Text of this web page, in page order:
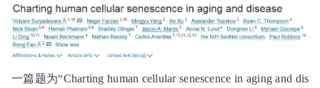
一篇题为“Charting human cellular senescence in aging and dis